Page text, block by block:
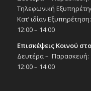
Τηλεφωνική
Κατ’ ιδίαν Εξυπηρέτηση:
12:00 – 14:00
Επισκέψεις Κοινού
Δευτέρα – Παρασκευή:
12:00 – 14:00